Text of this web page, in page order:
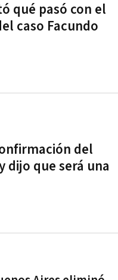
qué pasó con el
caso Facundo
del
dijo que será una